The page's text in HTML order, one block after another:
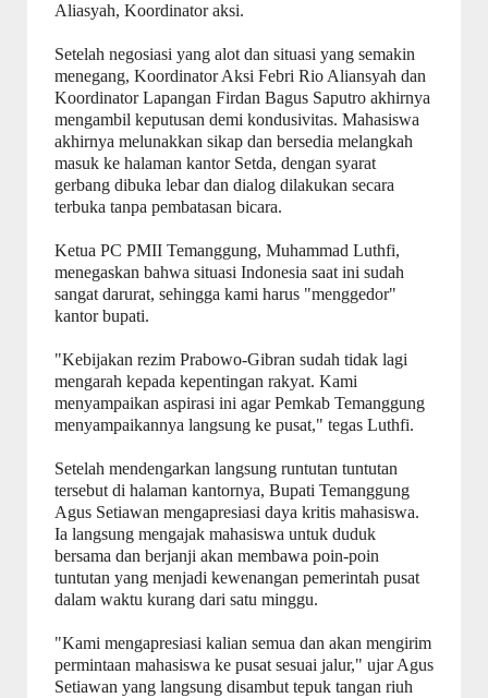
Aliasyah, Koordinator aksi.
Setelah negosiasi yang alot dan situasi yang semakin
menegang, Koordinator Aksi Febri Rio Aliansyah dan
Koordinator Lapangan Firdan Bagus Saputro akhirnya
mengambil keputusan demi kondusivitas. Mahasiswa
akhirnya melunakkan sikap dan bersedia melangkah
masuk ke halaman kantor Setda, dengan syarat
gerbang dibuka lebar dan dialog dilakukan secara
terbuka tanpa pembatasan bicara.
Ketua PC PMII Temanggung, Muhammad Luthfi,
menegaskan bahwa situasi Indonesia saat ini sudah
sangat darurat, sehingga kami harus "menggedor"
kantor bupati.
"Kebijakan rezim Prabowo-Gibran sudah tidak lagi
mengarah kepada kepentingan rakyat. Kami
menyampaikan aspirasi ini agar Pemkab Temanggung
menyampaikannya langsung ke pusat," tegas Luthfi.
Setelah mendengarkan langsung runtutan tuntutan
tersebut di halaman kantornya, Bupati Temanggung
Agus Setiawan mengapresiasi daya kritis mahasiswa.
Ia langsung mengajak mahasiswa untuk duduk
bersama dan berjanji akan membawa poin-poin
tuntutan yang menjadi kewenangan pemerintah pusat
dalam waktu kurang dari satu minggu.
"Kami mengapresiasi kalian semua dan akan mengirim
permintaan mahasiswa ke pusat sesuai jalur," ujar Agus
Setiawan yang langsung disambut tepuk tangan riuh